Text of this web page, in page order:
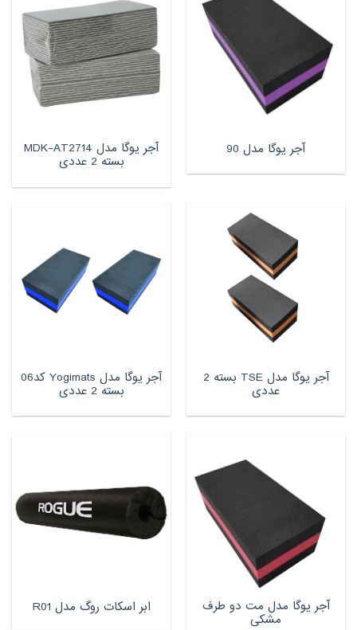
آجر یوگا مدل 90 آجر یوگا مدل MDK-AT2714
بسته 2 عددی
آجر یوگا مدل TSE بسته 2
عددی
آجر یوگا مدل Yogimats کد06
بسته 2 عددی
آجر یوگا مدل مت دو طرف
مشکی
ابر اسکات روگ مدل R01